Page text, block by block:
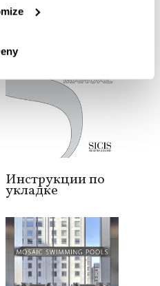
Инструкции по
укладке